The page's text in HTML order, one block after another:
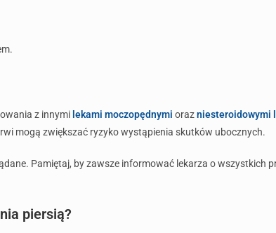
z innymi lekami moczopędnymi orazniesteroidowymi
mogą zwiększać ryzyko wystąpienia skutków ubocznych.
Pamiętaj, by zawsze informować lekarza o wszystkich
piersią?